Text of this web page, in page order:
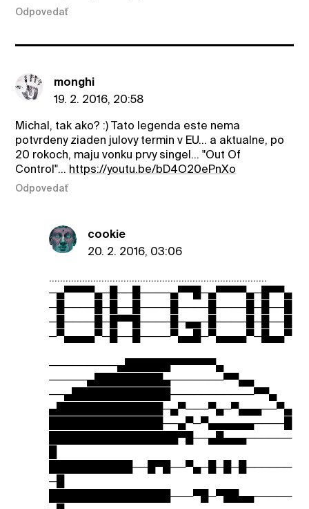
Odpovedať
monghi
19. 2. 2016, 20:58
Michal, tak ako? :) Tato legenda este nema
potvrdeny ziaden julovy termin v EU... a aktualne, po
20 rokoch, maju vonku prvy singel... "Out Of
Control"... https://youtu.be/bD4O20ePnXo
Odpovedať
cookie
20. 2. 2016, 03:06
...............................................................................
─▄▀▀▀▀▄─█──█────▄▀▀█─▄▀▀▀▀▄─█▀▀▄
─█────█─█──█────█────█────█─█──█
─█────█─█▀▀█────█─▄▄─█────█─█──█
─▀▄▄▄▄▀─█──█────▀▄▄█─▀▄▄▄▄▀─█▄▄▀
─────────▄██████▀▀▀▀▀▀▄
─────▄█████████▄───────▀▀▄▄
──▄█████████████───────────▀▀▄
▄██████████████─▄▀───▀▄─▀▄▄▄──▀▄
███████████████──▄▀─▀▄▄▄▄▄▄────█
█████████████████▀█──▄█▄▄▄──────
███████████──█▀█──▀▄─█─█─█──────
─█
████████████████───▀█─▀██▄▄─────